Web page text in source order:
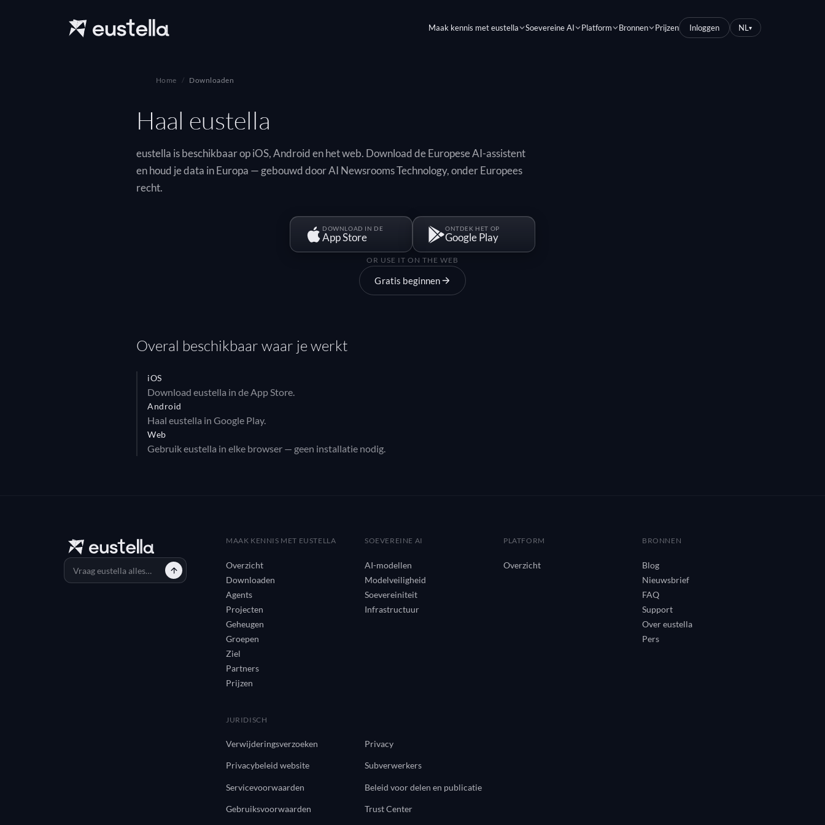
Maak kennis met eustella Soevereine AI Platform Bronnen Prijzen Inloggen NL▾
Home Downloaden
Haal eustella
eustella is beschikbaar op iOS, Android en het web. Download de Europese AI-assistent
en houd je data in Europa — gebouwd door AI Newsrooms Technology, onder Europees
recht.
DOWNLOAD IN DE
App Store
ONTDEK HET OP
Google Play
OR USE IT ON THE WEB
Gratis beginnen
Overal beschikbaar waar je werkt
iOS
Download eustella in de App Store.
Android
Haal eustella in Google Play.
Web
Gebruik eustella in elke browser — geen installatie nodig.
MAAK KENNIS MET EUSTELLA
Overzicht
Downloaden
Agents
Projecten
Geheugen
Groepen
Ziel
Partners
Prijzen
SOEVEREINE AI
AI-modellen
Modelveiligheid
Soevereiniteit
Infrastructuur
PLATFORM
Overzicht
BRONNEN
Blog
Nieuwsbrief
FAQ
Support
Over eustella
Pers
JURIDISCH
Verwijderingsverzoeken Privacy
Privacybeleid website Subverwerkers
Servicevoorwaarden Beleid voor delen en publicatie
Gebruiksvoorwaarden Trust Center